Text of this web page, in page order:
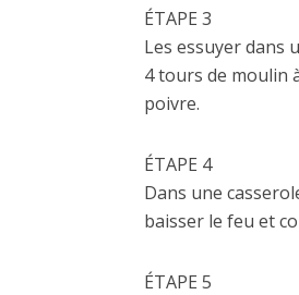
ÉTAPE 3
Les essuyer dans
4 tours de moulin
poivre.
ÉTAPE 4
Dans une
baisser le feu et
ÉTAPE 5